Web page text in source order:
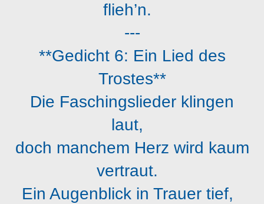
flieh’n.
---
**Gedicht 6: Ein Lied des
Trostes**
Die Faschingslieder klingen
laut,
doch manchem Herz wird kaum
vertraut.
Ein Augenblick in Trauer tief,